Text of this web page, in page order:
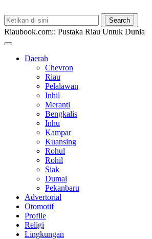
Riaubook.com:: Pustaka Riau Untuk Dunia
Daerah
Chevron
Riau
Pelalawan
Inhil
Meranti
Bengkalis
Inhu
Kampar
Kuansing
Rohul
Rohil
Siak
Dumai
Pekanbaru
Advertorial
Otomotif
Profile
Religi
Lingkungan